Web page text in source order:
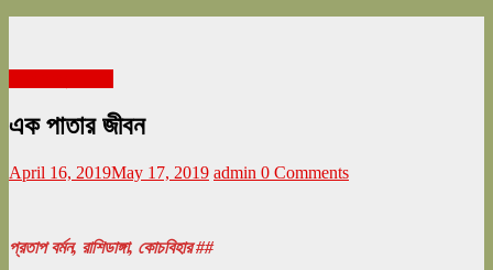
এক পাতার জীবন
April 16, 2019May 17, 2019 admin 0 Comments
প্রতাপ বর্মন, রাশিডাঙ্গা, কোচবিহার ##